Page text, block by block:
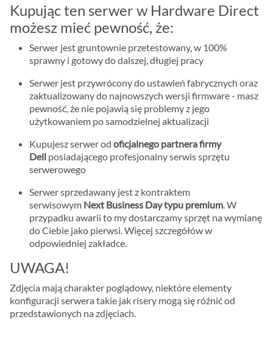
Kupując ten serwer w Hardware Direct
możesz mieć pewność, że:
Serwer jest gruntownie przetestowany, w 100%
sprawny i gotowy do dalszej, długiej pracy
Serwer jest przywrócony do ustawień fabrycznych oraz
zaktualizowany do najnowszych wersji firmware - masz
pewność, że nie pojawią się problemy z jego
użytkowaniem po samodzielnej aktualizacji
Kupujesz serwer od oficjalnego partnera firmy
Dell posiadającego profesjonalny serwis sprzętu
serwerowego
Serwer sprzedawany jest z kontraktem
serwisowym Next Business Day typu premium. W
przypadku awarii to my dostarczamy sprzęt na wymianę
do Ciebie jako pierwsi. Więcej szczegółów w
odpowiedniej zakładce.
UWAGA!
Zdjęcia mają charakter poglądowy, niektóre elementy
konfiguracji serwera takie jak risery mogą się różnić od
przedstawionych na zdjęciach.